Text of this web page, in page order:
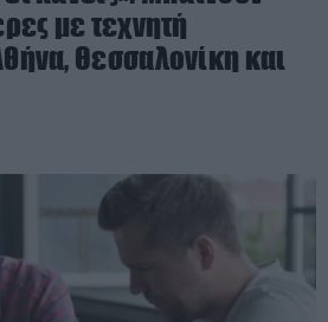
με τεχνητή
Θεσσαλονίκη και